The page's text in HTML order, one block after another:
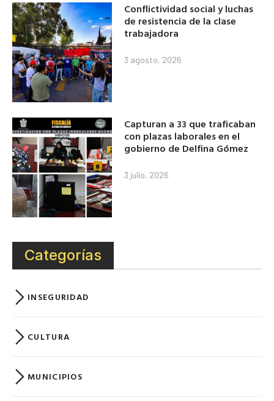
Conflictividad social y luchas
de resistencia de la clase
trabajadora
3 agosto, 2026
Capturan a 33 que traficaban
con plazas laborales en el
gobierno de Delfina Gómez
3 julio, 2026
Categorías
INSEGURIDAD
CULTURA
MUNICIPIOS